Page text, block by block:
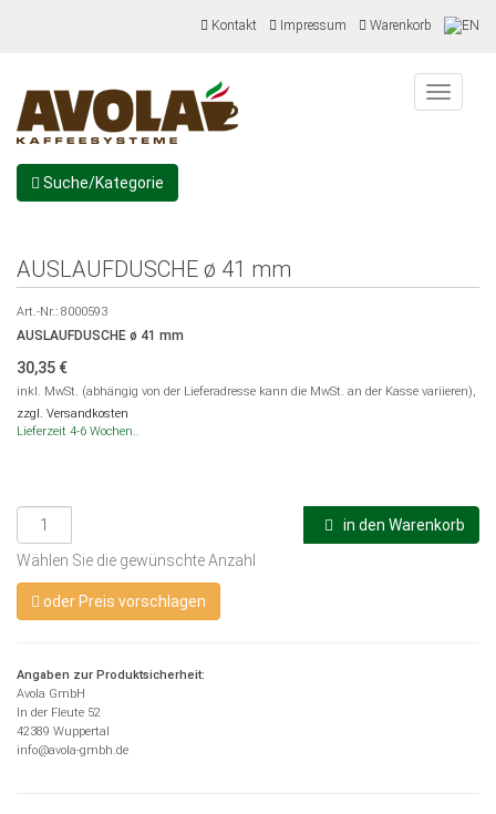
Kontakt Impressum Warenkorb
Menu
Suche/Kategorie
AUSLAUFDUSCHE ø 41 mm
Art.-Nr.: 8000593
AUSLAUFDUSCHE ø 41 mm
30,35 €
inkl. MwSt. (abhängig von der Lieferadresse kann die MwSt. an der Kasse variieren),
zzgl. Versandkosten
Lieferzeit 4-6 Wochen..
in den Warenkorb
Wählen Sie die gewünschte Anzahl
oder Preis vorschlagen
Angaben zur Produktsicherheit:
Avola GmbH
In der Fleute 52
42389 Wuppertal
info@avola-gmbh.de